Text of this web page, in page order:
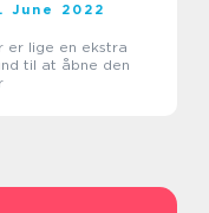
June 2022
er lige en ekstra
til at åbne den